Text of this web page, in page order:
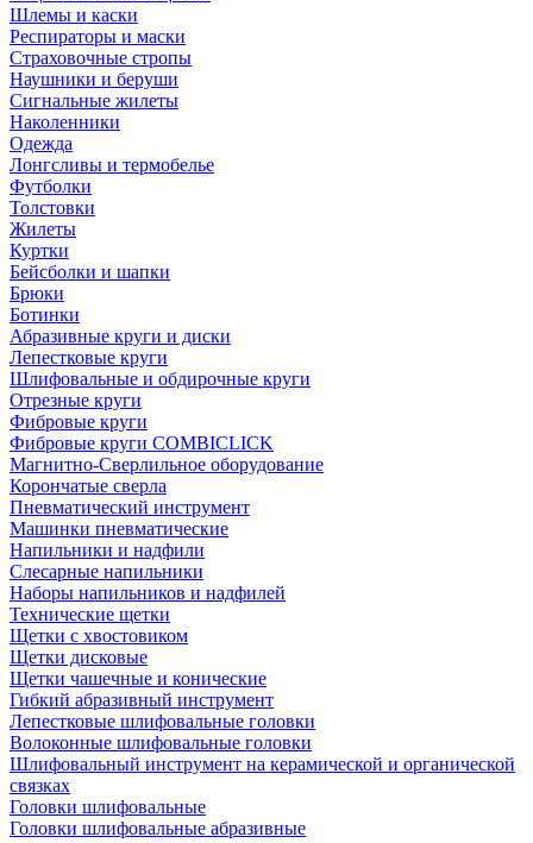
Шлемы и каски
Респираторы и маски
Страховочные стропы
Наушники и беруши
Сигнальные жилеты
Наколенники
Одежда
Лонгсливы и термобелье
Футболки
Толстовки
Жилеты
Куртки
Бейсболки и шапки
Брюки
Ботинки
Абразивные круги и диски
Лепестковые круги
Шлифовальные и обдирочные круги
Отрезные круги
Фибровые круги
Фибровые круги COMBICLICK
Магнитно-Сверлильное оборудование
Корончатые сверла
Пневматический инструмент
Машинки пневматические
Напильники и надфили
Слесарные напильники
Наборы напильников и надфилей
Технические щетки
Щетки с хвостовиком
Щетки дисковые
Щетки чашечные и конические
Гибкий абразивный инструмент
Лепестковые шлифовальные головки
Волоконные шлифовальные головки
Шлифовальный инструмент на керамической и органической
связках
Головки шлифовальные
Головки шлифовальные абразивные